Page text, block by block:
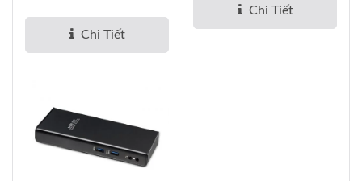
Chi Tiết
Chi Tiết